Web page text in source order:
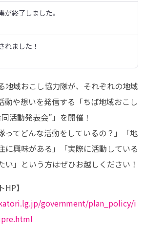
が終了しました。
れました！
地域おこし協力隊が、それぞれの地域
動や想いを発信する「ちば地域おこし
活動発表会”」を開催！
ってどんな活動をしているの？」「地
に興味がある」「実際に活動している
い」という方はぜひお越しください！
government/plan_policy/i